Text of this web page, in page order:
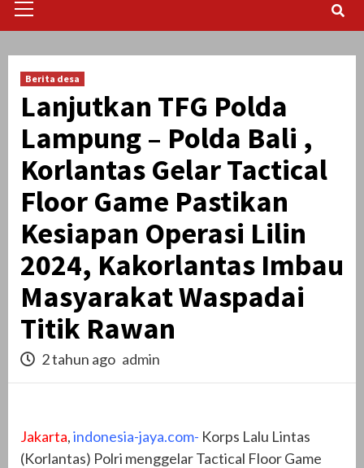
Menu
Berita desa
Lanjutkan TFG Polda
Lampung – Polda Bali ,
Korlantas Gelar Tactical
Floor Game Pastikan
Kesiapan Operasi Lilin
2024, Kakorlantas Imbau
Masyarakat Waspadai
Titik Rawan
2 tahun ago admin
Jakarta,indonesia-jaya.com- Korps Lalu Lintas
(Korlantas) Polri menggelar Tactical Floor Game